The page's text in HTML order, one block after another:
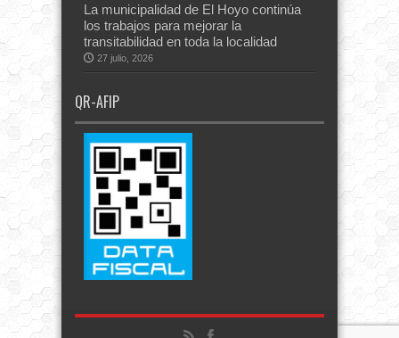
La municipalidad de El Hoyo continúa
los trabajos para mejorar la
transitabilidad en toda la localidad
27 julio, 2026
QR-AFIP